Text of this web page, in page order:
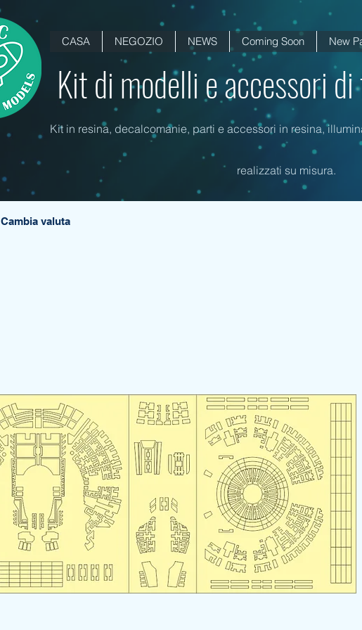
CASA NEGOZIO NEWS Coming Soon New
Kit di modelli e accessori
Kit in resina, decalcomanie, parti e accessori in resina,
realizzati su misura.
Cambia valuta